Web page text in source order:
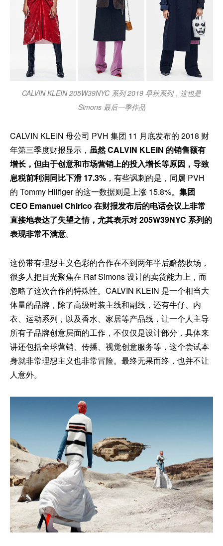
CALVIN KLEIN 205W39NYC 系列 2019 早秋系列，这也是
Simons 最后一季作品
CALVIN KLEIN 母公司 PVH 集团 11 月底发布的 2018 财
年第三季度财报显示， 虽然CALVIN KLEIN 的销售额有
增长，但由于创意和市场营销上的投入增长等原因，导致
息税前利润同比下滑 17.3% ，有些讽刺的是，同属 PVH
的 Tommy Hilfiger 的这一数据则是上涨 15.8%。 集团
CEO Emanuel Chirico 在财报发布后的电话会议上非常
直接地表达了失望之情，尤其表示对 205W39NYC 系列的
表现非常不满意。
这份带有理想主义色彩的合作在不到两年半后黯然收场，
很多人把目光聚焦在 Raf Simons 设计的卖货能力上，而
忽略了这次合作的特殊性。CALVIN KLEIN 是一个相当大
体量的品牌，除了高级时装主线和副线，还有牛仔、内
衣、运动系列，以及香水、家居等产品线，让一个人主导
所有子品牌创意层面的工作，不仅仅是设计部分，具体来
讲还包括全球营销、传播、视觉创意服务等，这个尝试本
身就非常理想主义也非常冒险。最终无果而终，也并不让
人意外。